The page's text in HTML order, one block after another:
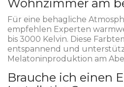
Wohnzimmer am
Für eine behagliche
empfehlen Experten
bis 3000 Kelvin. Diese
entspannend und
Melatoninproduktion am
Brauche ich einen